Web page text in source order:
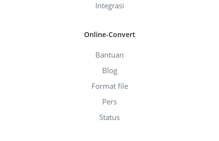
Integrasi
Online-Convert
Bantuan
Blog
Format file
Pers
Status